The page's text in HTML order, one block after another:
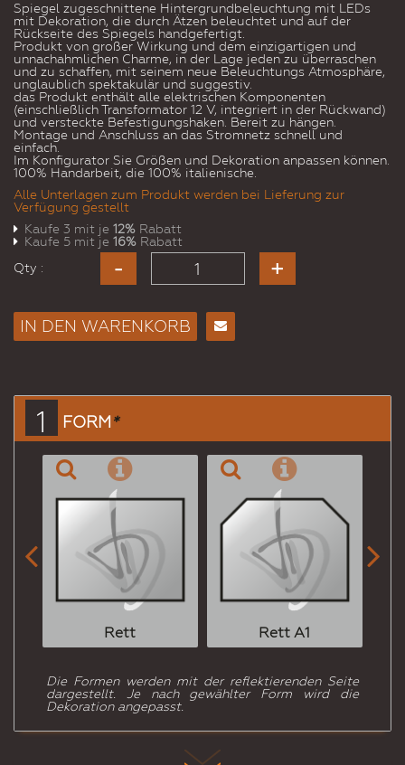
Spiegel zugeschnittene Hintergrundbeleuchtung mit LEDs
mit Dekoration, die durch Ätzen beleuchtet und auf der
Rückseite des Spiegels handgefertigt.
Produkt von großer Wirkung und dem einzigartigen und
unnachahmlichen Charme, in der Lage jeden zu überraschen
und zu schaffen, mit seinem neue Beleuchtungs Atmosphäre,
unglaublich spektakulär und suggestiv.
das Produkt enthält alle elektrischen Komponenten
(einschließlich Transformator 12 V, integriert in der Rückwand)
und versteckte Befestigungshaken. Bereit zu hängen.
Montage und Anschluss an das Stromnetz schnell und
einfach.
Im Konfigurator Sie Größen und Dekoration anpassen können.
100% Handarbeit, die 100% italienische.
Alle Unterlagen zum Produkt werden bei Lieferung zur
Verfügung gestellt
Kaufe 3 mit je 12% Rabatt
Kaufe 5 mit je 16% Rabatt
Qty :
IN DEN WARENKORB
1 FORM*
Rett Rett A1
 
Die Formen werden mit der reflektierenden Seite
dargestellt. Je nach gewählter Form wird die
Dekoration angepasst.